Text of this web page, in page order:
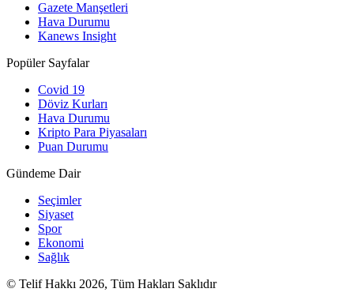
Gazete Manşetleri
Hava Durumu
Kanews Insight
Popüler Sayfalar
Covid 19
Döviz Kurları
Hava Durumu
Kripto Para Piyasaları
Puan Durumu
Gündeme Dair
Seçimler
Siyaset
Spor
Ekonomi
Sağlık
© Telif Hakkı 2026, Tüm Hakları Saklıdır